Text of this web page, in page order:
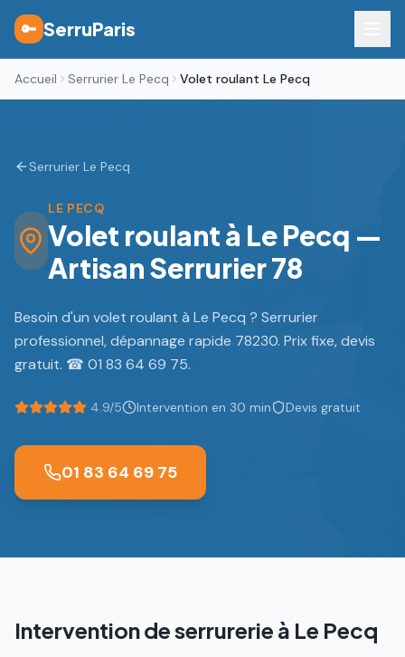
🔑 SerruParis
Accueil Serrurier Le Pecq Volet roulant Le Pecq
Serrurier Le Pecq
LE PECQ
Volet roulant à Le Pecq —
Artisan Serrurier 78
Besoin d'un volet roulant à Le Pecq ? Serrurier
professionnel, dépannage rapide 78230. Prix fixe, devis
gratuit. ☎ 01 83 64 69 75.
4.9/5 Intervention en 30 min Devis gratuit
01 83 64 69 75
Intervention de serrurerie à Le Pecq